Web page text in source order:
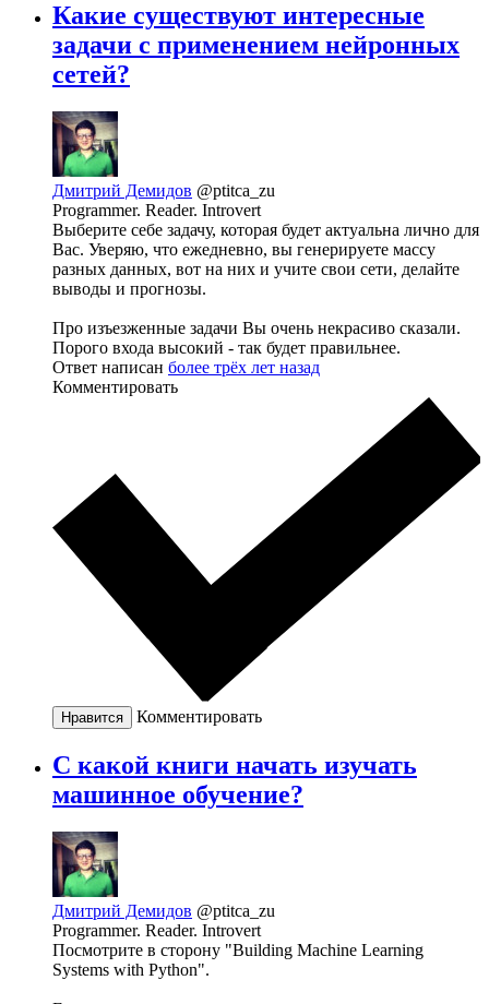
Какие существуют интересные
задачи с применением нейронных
сетей?
Дмитрий Демидов @ptitca_zu
Programmer. Reader. Introvert
Выберите себе задачу, которая будет актуальна лично для
Вас. Уверяю, что ежедневно, вы генерируете массу
разных данных, вот на них и учите свои сети, делайте
выводы и прогнозы.
Про изъезженные задачи Вы очень некрасиво сказали.
Порого входа высокий - так будет правильнее.
Ответ написан более трёх лет назад
Комментировать
Нравится Комментировать
С какой книги начать изучать
машинное обучение?
Дмитрий Демидов @ptitca_zu
Programmer. Reader. Introvert
Посмотрите в сторону "Building Machine Learning
Systems with Python".